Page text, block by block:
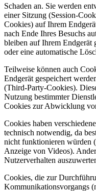
Schaden an. Sie werden
einer Sitzung (Session-
Cookies) auf Ihrem
nach Ende Ihres Besuchs
bleiben auf Ihrem Endgerät
oder eine automatische
Teilweise können auch
Endgerät gespeichert
(Third-Party-Cookies).
Nutzung bestimmter
Cookies zur Abwicklung
Cookies haben
technisch notwendig, da
nicht funktionieren würden
Anzeige von Videos).
Nutzerverhalten
Cookies, die zur
Kommunikationsvorgangs